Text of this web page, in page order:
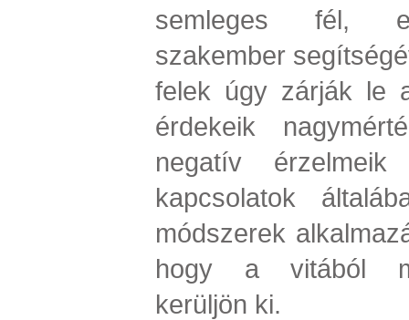
semleges fél,
szakember
felek úgy zárják le
érdekeik
negatív érzelmeik
kapcsolatok
módszerek
hogy a vitából
kerüljön ki.